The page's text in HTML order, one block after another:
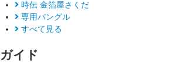
時伝 金箔屋さくだ
専用バングル
すべて見る
ガイド